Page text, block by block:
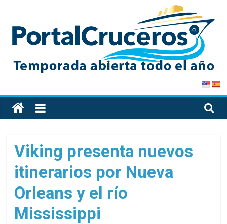
content
PortalCruceros
Toda
la
de
cruceros
en
un
solo
sitio
Viking presenta nuevos
itinerarios por Nueva
Orleans y el río
Mississippi